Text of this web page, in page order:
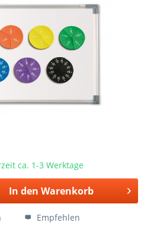
ca. 1-3 Werktage
In den Warenkorb
Empfehlen